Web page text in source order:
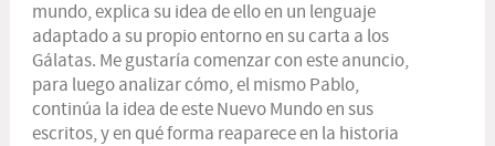
mundo, explica su idea de ello en un lenguaje
adaptado a su propio entorno en su carta a los
Gálatas. Me gustaría comenzar con este anuncio,
para luego analizar cómo, el mismo Pablo,
continúa la idea de este Nuevo Mundo en sus
escritos, y en qué forma reaparece en la historia